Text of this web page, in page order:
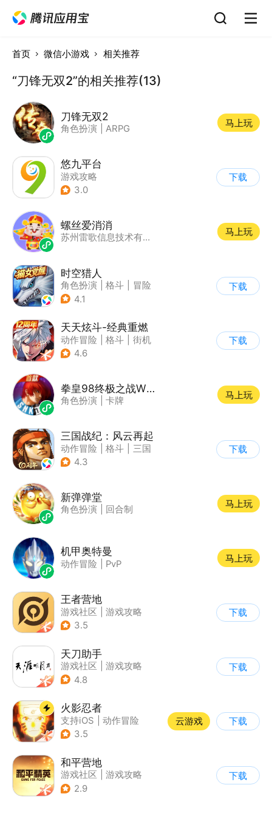
首页 微信小游戏 相关推荐
“刀锋无双2”的相关推荐(13)
刀锋无双2
角色扮演 ARPG
马上玩
悠九平台
游戏攻略
3.0
下载
螺丝爱消消
苏州雷歌信息技术有限公司
马上玩
时空猎人
角色扮演 格斗
冒险
| 时空猎人
4.1
下载
天天炫斗-经典重燃
动作冒险 格斗
街机
| 动漫
4.6
下载
拳皇98终极之战WEB
角色扮演 卡牌
马上玩
三国战纪：风云再起
动作冒险 格斗
三国
| 横版过关
4.3
下载
新弹弹堂
角色扮演 回合制
马上玩
机甲奥特曼
动作冒险 PvP
马上玩
王者营地
游戏社区
游戏攻略
3.5
下载
天刀助手
游戏社区
游戏攻略
4.8
下载
火影忍者
支持iOS
动作冒险
| 格斗
3.5
云游戏 下载
和平营地
游戏社区
游戏攻略
2.9
下载